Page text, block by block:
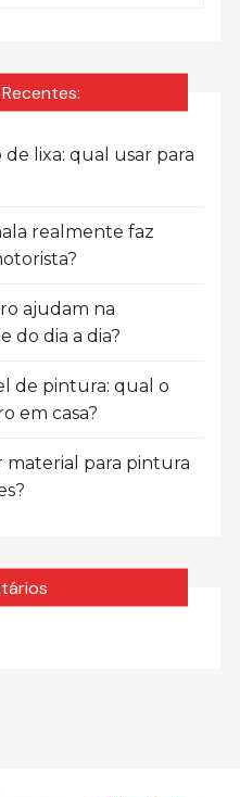
lixa: qual usar para
realmente faz
ajudam na
do dia a dia?
de pintura: qual o
em casa?
material para pintura